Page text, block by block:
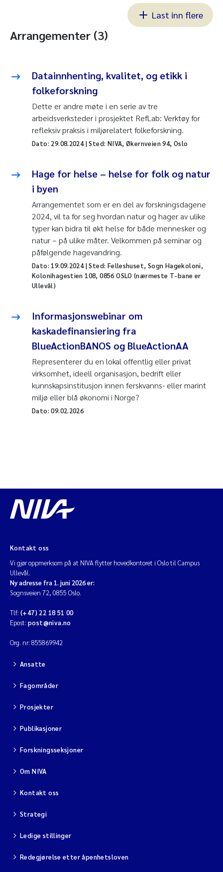
Last inn flere
Arrangementer (3)
Datainnhenting, kvalitet, og etikk i
folkeforskning
Dette er andre møte i en serie av tre
arbeidsverksteder i prosjektet RefLab: Verktøy for
refleksiv praksis i miljørelatert folkeforskning.
Dato: 29.08.2024| Sted: NIVA, Økernveien 94, Oslo
Hage for helse – helse for folk og natur
i byen
Arrangementet som er en del av forskningsdagene
2024, vil ta for seg hvordan natur og hager av ulike
typer kan bidra til økt helse for både mennesker og
natur – på ulike måter. Velkommen på seminar og
påfølgende hagevandring.
Dato: 19.09.2024| Sted: Felleshuset, Sogn Hagekoloni,
Kolonihagestien 108, 0856 OSLO (nærmeste T-bane er
Ullevål)
Informasjonswebinar om
kaskadefinansiering fra
BlueActionBANOS og BlueActionAA
Representerer du en lokal offentlig eller privat
virksomhet, ideell organisasjon, bedrift eller
kunnskapsinstitusjon innen ferskvanns- eller marint
miljø eller blå økonomi i Norge?
Dato:09.02.2026
Kontakt oss
Vi gjør oppmerksom på at NIVA flytter hovedkontoret i Oslo til Campus
Ullevål.
Ny adresse fra 1. juni 2026 er:
Sognsveien 72, 0855 Oslo.
Tlf: (+47) 22 18 51 00
Epost: post@niva.no
Org. nr: 855869942
Ansatte
Fagområder
Prosjekter
Publikasjoner
Forskningsseksjoner
Om NIVA
Kontakt oss
Strategi
Ledige stillinger
Redegjørelse etter åpenhetsloven